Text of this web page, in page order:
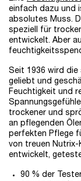
einfach dazu und
absolutes Muss.
speziell für
entwickelt. Aber
Seit 1936 wird die
geliebt und
Feuchtigkeit und
trockener und
an pflegenden
perfekten Pflege
von treuen Nutrix-
entwickelt,
90 % der